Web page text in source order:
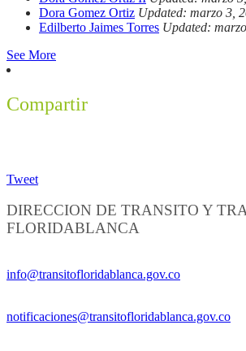
Dora Gomez Ortiz Updated: marzo 3,
Edilberto Jaimes Torres Updated:
See More
Compartir
Tweet
DIRECCION DE TRANSITO Y
FLORIDABLANCA
info@transitofloridablanca.gov.co
notificaciones@transitofloridablanca.gov.co